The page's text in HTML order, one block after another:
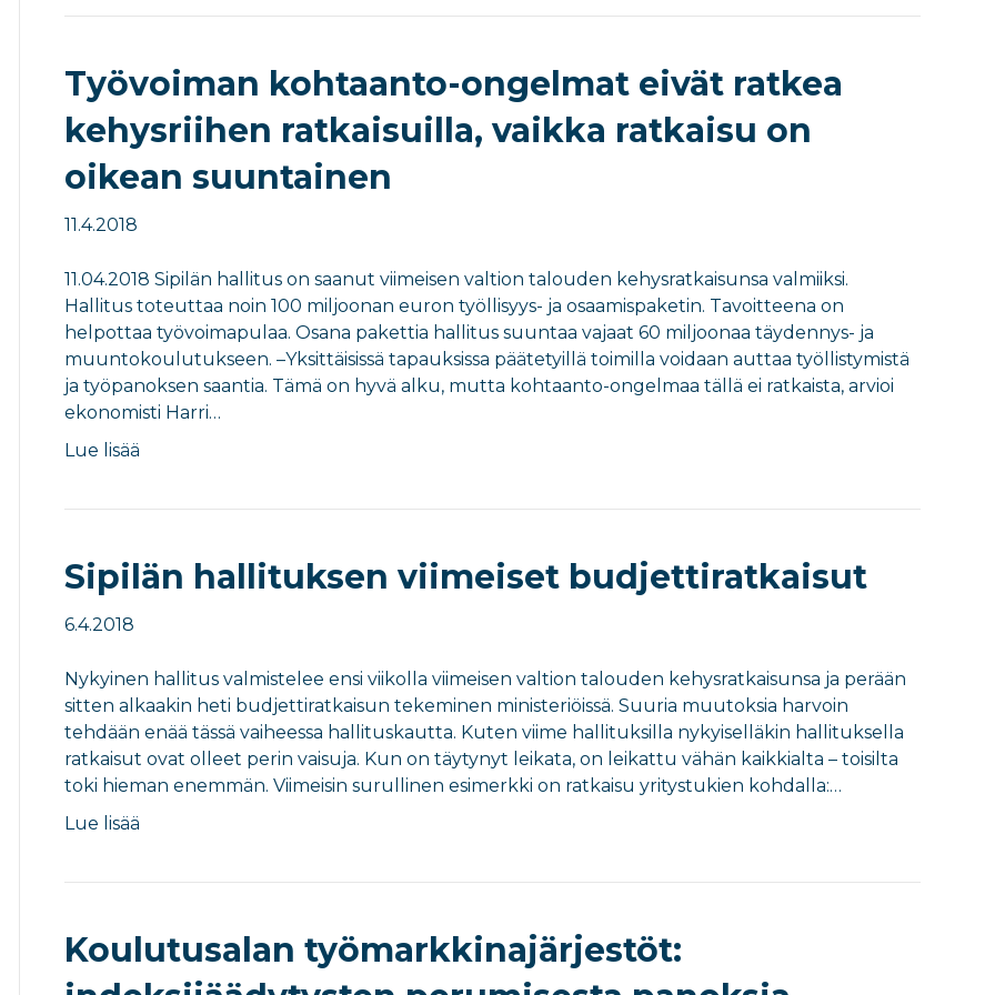
Työvoiman kohtaanto-ongelmat eivät ratkea
kehysriihen ratkaisuilla, vaikka ratkaisu on
oikean suuntainen
11.4.2018
11.04.2018 Sipilän hallitus on saanut viimeisen valtion talouden kehysratkaisunsa valmiiksi.
Hallitus toteuttaa noin 100 miljoonan euron työllisyys- ja osaamispaketin. Tavoitteena on
helpottaa työvoimapulaa. Osana pakettia hallitus suuntaa vajaat 60 miljoonaa täydennys- ja
muuntokoulutukseen. –Yksittäisissä tapauksissa päätetyillä toimilla voidaan auttaa työllistymistä
ja työpanoksen saantia. Tämä on hyvä alku, mutta kohtaanto-ongelmaa tällä ei ratkaista, arvioi
ekonomisti Harri…
Lue lisää
Sipilän hallituksen viimeiset budjettiratkaisut
6.4.2018
Nykyinen hallitus valmistelee ensi viikolla viimeisen valtion talouden kehysratkaisunsa ja perään
sitten alkaakin heti budjettiratkaisun tekeminen ministeriöissä. Suuria muutoksia harvoin
tehdään enää tässä vaiheessa hallituskautta. Kuten viime hallituksilla nykyiselläkin hallituksella
ratkaisut ovat olleet perin vaisuja. Kun on täytynyt leikata, on leikattu vähän kaikkialta – toisilta
toki hieman enemmän. Viimeisin surullinen esimerkki on ratkaisu yritystukien kohdalla:…
Lue lisää
Koulutusalan työmarkkinajärjestöt: